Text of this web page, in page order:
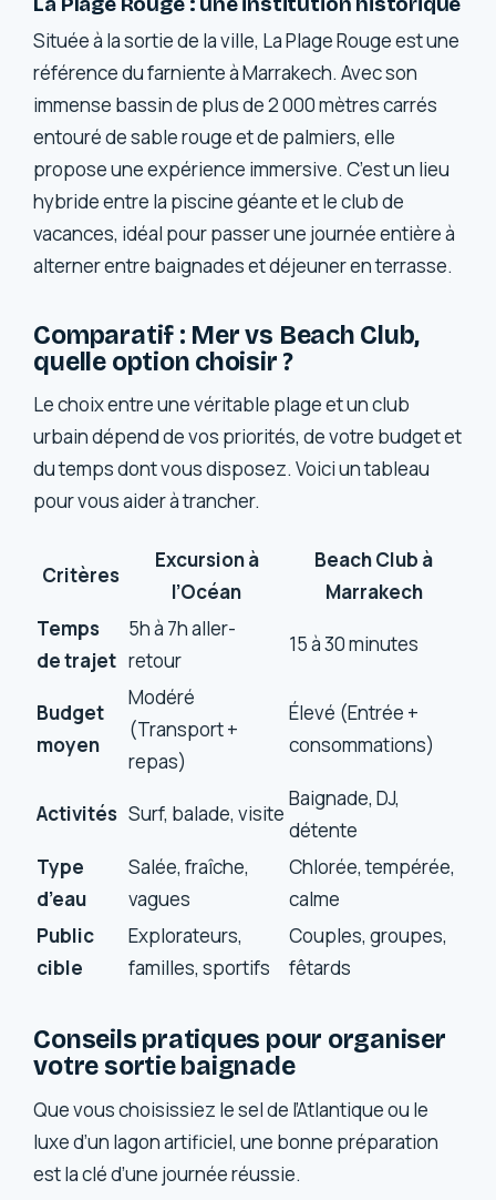
Située à la sortie de la ville, La Plage Rouge est une
référence du farniente à Marrakech. Avec son
immense bassin de plus de 2 000 mètres carrés
entouré de sable rouge et de palmiers, elle
propose une expérience immersive. C’est un lieu
hybride entre la piscine géante et le club de
vacances, idéal pour passer une journée entière à
alterner entre baignades et déjeuner en terrasse.
Comparatif : Mer vs Beach Club,
quelle option choisir ?
Le choix entre une véritable plage et un club
urbain dépend de vos priorités, de votre budget et
du temps dont vous disposez. Voici un tableau
pour vous aider à trancher.
Critères
Excursion à
l’Océan
Beach Club à
Marrakech
Temps
de trajet
5h à 7h aller-
retour
15 à 30 minutes
Budget
moyen
Modéré
(Transport +
repas)
Élevé (Entrée +
consommations)
Activités Surf, balade, visite
Baignade, DJ,
détente
Type
d’eau
Salée, fraîche,
vagues
Chlorée, tempérée,
calme
Public
cible
Explorateurs,
familles, sportifs
Couples, groupes,
fêtards
Conseils pratiques pour organiser
votre sortie baignade
Que vous choisissiez le sel de l’Atlantique ou le
luxe d’un lagon artificiel, une bonne préparation
est la clé d’une journée réussie.